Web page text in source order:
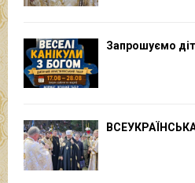
Запрошуємо